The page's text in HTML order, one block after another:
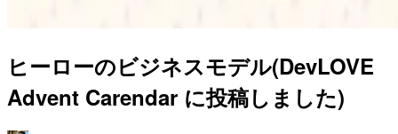
ヒーローのビジネスモデル(DevLOVE
Advent Carendar に投稿しました)